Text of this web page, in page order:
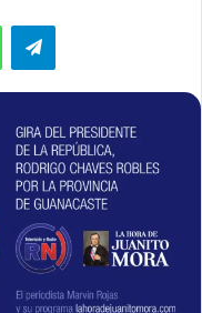
WhatsAppTelegram